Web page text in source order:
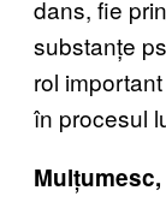
dans, fie
substanțe
rol
în procesul